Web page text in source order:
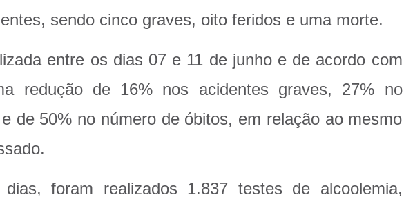
sendo cinco graves, oito feridos e uma morte.
entre os dias 07 e 11 de junho e de acordo com
redução de 16% nos acidentes graves, 27% no
de 50% no número de óbitos, em relação ao mesmo
foram realizados 1.837 testes de alcoolemia,